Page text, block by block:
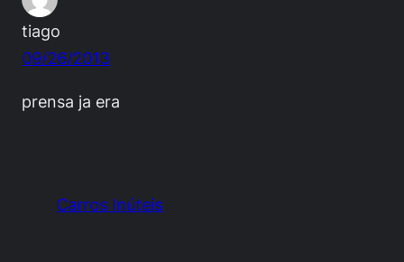
tiago
09/26/2013
prensa ja era
Carros Inúteis